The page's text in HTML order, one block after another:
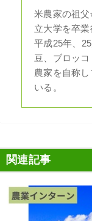
米農家の祖
立大学を卒業
平成25年、
豆、ブロッ
農家を自称
いる。
関連記事